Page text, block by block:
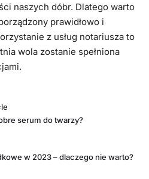
naszych dóbr. Dlatego warto
prawidłowo i
z usług notariusza to
wola zostanie spełniona
serum do twarzy?
w 2023 – dlaczego nie warto?